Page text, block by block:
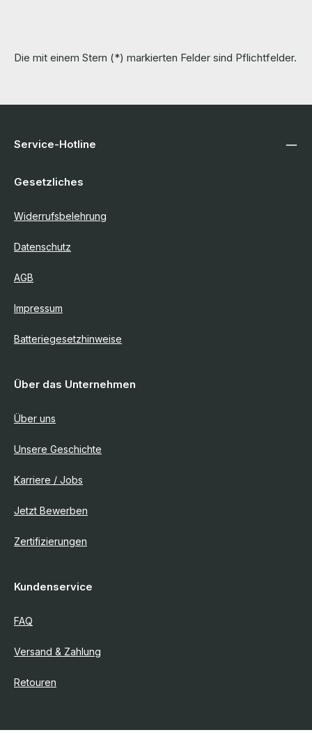
Die mit einem Stern (*) markierten Felder sind Pflichtfelder.
Service-Hotline
Gesetzliches
Widerrufsbelehrung
Datenschutz
AGB
Impressum
Batteriegesetzhinweise
Über das Unternehmen
Über uns
Unsere Geschichte
Karriere / Jobs
Jetzt Bewerben
Zertifizierungen
Kundenservice
FAQ
Versand & Zahlung
Retouren